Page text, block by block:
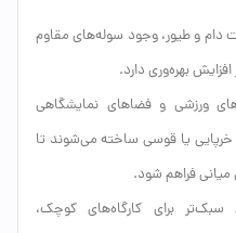
دام و طیور، وجود سوله‌های مقاوم
بهره‌وری دارد.
ورزشی و فضاهای نمایشگاهی
خرپایی یا قوسی ساخته می‌شوند تا
فراهم شود.
سبک‌تر برای کارگاه‌های کوچک،